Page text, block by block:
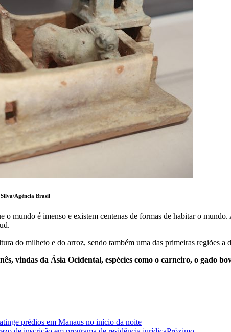
Agência Brasil
o mundo é imenso e existem centenas de formas de habitar o
do milheto e do arroz, sendo também uma das primeiras regiões
vindas da Ásia Ocidental, espécies como o carneiro, o gado
prédios em Manaus no início da noite